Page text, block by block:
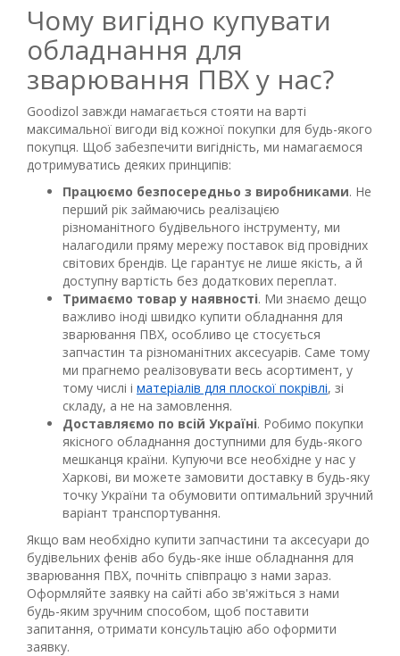
Чому вигідно купувати
обладнання для
зварювання ПВХ у нас?
Goodizol завжди намагається стояти на варті
максимальної вигоди від кожної покупки для будь-якого
покупця. Щоб забезпечити вигідність, ми намагаємося
дотримуватись деяких принципів:
Працюємо безпосередньо з виробниками. Не
перший рік займаючись реалізацією
різноманітного будівельного інструменту, ми
налагодили пряму мережу поставок від провідних
світових брендів. Це гарантує не лише якість, а й
доступну вартість без додаткових переплат.
Тримаємо товар у наявності. Ми знаємо дещо
важливо іноді швидко купити обладнання для
зварювання ПВХ, особливо це стосується
запчастин та різноманітних аксесуарів. Саме тому
ми прагнемо реалізовувати весь асортимент, у
тому числі і матеріалів для плоскої покрівлі, зі
складу, а не на замовлення.
Доставляємо по всій Україні. Робимо покупки
якісного обладнання доступними для будь-якого
мешканця країни. Купуючи все необхідне у нас у
Харкові, ви можете замовити доставку в будь-яку
точку України та обумовити оптимальний зручний
варіант транспортування.
Якщо вам необхідно купити запчастини та аксесуари до
будівельних фенів або будь-яке інше обладнання для
зварювання ПВХ, почніть співпрацю з нами зараз.
Оформляйте заявку на сайті або зв'яжіться з нами
будь-яким зручним способом, щоб поставити
запитання, отримати консультацію або оформити
заявку.